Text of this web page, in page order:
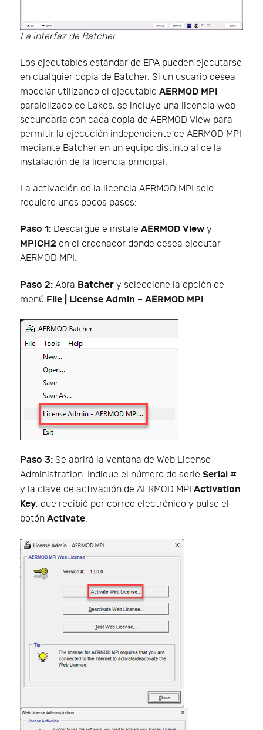
La interfaz de Batcher
Los ejecutables estándar de EPA pueden ejecutarse
en cualquier copia de Batcher. Si un usuario desea
modelar utilizando el ejecutable AERMOD MPI
paralelizado de Lakes, se incluye una licencia web
secundaria con cada copia de AERMOD View para
permitir la ejecución independiente de AERMOD MPI
mediante Batcher en un equipo distinto al de la
instalación de la licencia principal.
La activación de la licencia AERMOD MPI solo
requiere unos pocos pasos:
Paso 1: Descargue e instale AERMOD View y
MPICH2 en el ordenador donde desea ejecutar
AERMOD MPI.
Paso 2: Abra Batcher y seleccione la opción de
menú File | License Admin – AERMOD MPI.
Paso 3: Se abrirá la ventana de Web License
Administration. Indique el número de serie Serial #
y la clave de activación de AERMOD MPI Activation
Key, que recibió por correo electrónico y pulse el
botón Activate.